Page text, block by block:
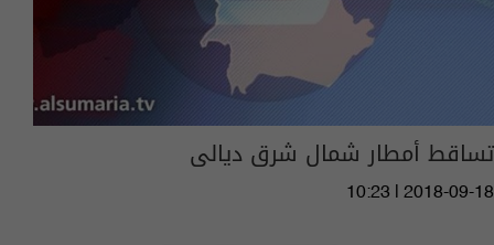
تساقط أمطار شمال شرق ديالى
10:23 | 2018-09-18